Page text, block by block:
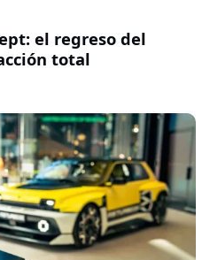
el regreso del
total